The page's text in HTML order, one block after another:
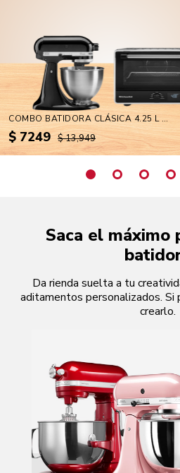
COMBO BATIDORA CLÁSICA 4.25 L ONYX BLACK + HORNO DE MESA ELÉCTRICO CON FREIDORA DE AIRE 21 LITROS BLACK MATTE
$ 7249 $ 13,949
Saca el máximo
Da rienda suelta a tu
aditamentos personalizados. Si
crearlo.